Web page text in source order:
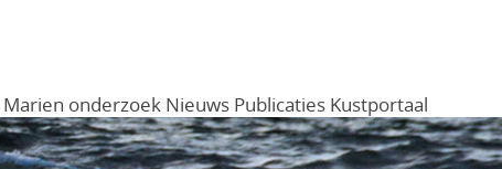
Menu
Marien onderzoek Nieuws Publicaties Kustportaal